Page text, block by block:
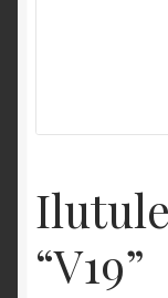
Eriefektid
Püromuusikalid
“V19”